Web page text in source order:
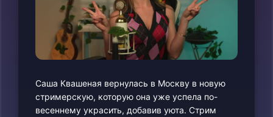
Саша Квашеная вернулась в Москву в новую
стримерскую, которую она уже успела по-
весеннему украсить, добавив уюта. Стрим